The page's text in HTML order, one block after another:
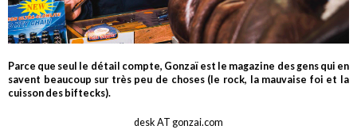
Parce que seul le détail compte, Gonzaï est le magazine des gens qui en
savent beaucoup sur très peu de choses (le rock, la mauvaise foi et la
cuisson des biftecks).
desk AT gonzai.com